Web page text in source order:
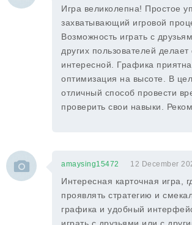
Игра великолепна! Простое
захватывающий игровой
Возможность играть с
других пользователей
интересной. Графика
оптимизация на высоте. В
отличный способ провести
проверить свои навыки.
amaysing15472 12 December
Интересная карточная игра,
проявлять стратегию и
графика и удобный